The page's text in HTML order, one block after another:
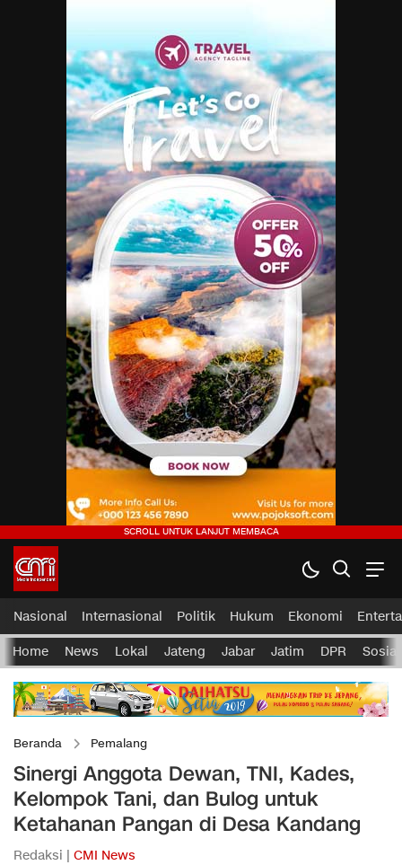
Nasional Internasional Politik Hukum Ekonomi
Home News Lokal Jateng Jabar Jatim DPR Sosial
Beranda Pemalang
Sinergi Anggota Dewan, TNI, Kades,
Kelompok Tani, dan Bulog untuk
Ketahanan Pangan di Desa Kandang
Redaksi | CMI News